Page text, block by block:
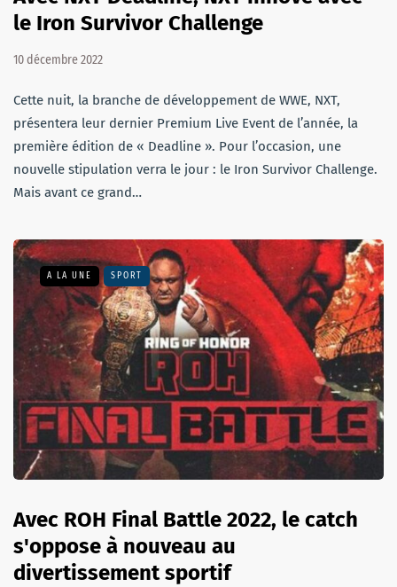
le Iron Survivor Challenge
10 décembre 2022
Cette nuit, la branche de développement de WWE, NXT,
présentera leur dernier Premium Live Event de l’année, la
première édition de « Deadline ». Pour l’occasion, une
nouvelle stipulation verra le jour : le Iron Survivor Challenge.
Mais avant ce grand…
A LA UNE SPORT
Avec ROH Final Battle 2022, le catch
s'oppose à nouveau au
divertissement sportif